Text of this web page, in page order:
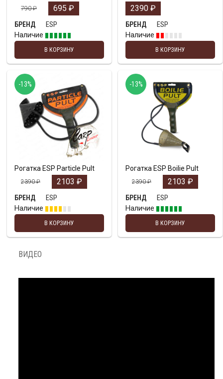
790₽ 695 ₽
БРЕНД
ESP
Наличие
В КОРЗИНУ
2390 ₽
БРЕНД
ESP
Наличие
В КОРЗИНУ
Рогатка ESP Particle Pult
2390₽ 2103 ₽
БРЕНД
ESP
Наличие
В КОРЗИНУ
-13%
Рогатка ESP Boilie Pult
2390₽ 2103 ₽
БРЕНД
ESP
Наличие
В КОРЗИНУ
-13%
ВИДЕО